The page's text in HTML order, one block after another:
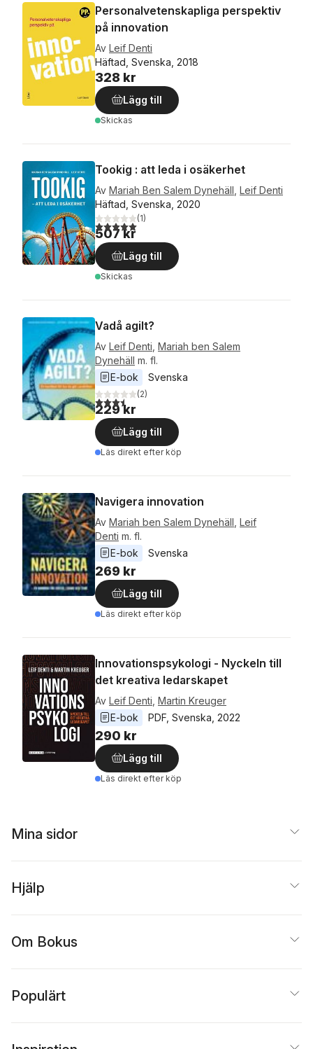
Personalvetenskapliga perspektiv
på innovation
Av Leif Denti
Häftad, Svenska, 2018
328 kr
Lägg till
Skickas
Tookig : att leda i osäkerhet
Av Mariah Ben Salem Dynehäll Leif Denti
Häftad, Svenska, 2020
5,0utav 5 stjärnor. Totalt antal röster:
(1)
507 kr
Lägg till
Skickas
Vadå agilt?
Av Leif Denti Mariah ben Salem
Dynehäll m. fl.
E-bok
Svenska
3,5utav 5 stjärnor. Totalt antal röster:
(2)
229 kr
Lägg till
Läs direkt efter köp
Navigera innovation
Av Mariah ben Salem Dynehäll Leif
Denti m. fl.
E-bok
Svenska
269 kr
Lägg till
Läs direkt efter köp
Innovationspsykologi - Nyckeln till
det kreativa ledarskapet
Av Leif Denti Martin Kreuger
E-bok
PDF Svenska 2022
290 kr
Lägg till
Läs direkt efter köp
Mina sidor
Hjälp
Om Bokus
Populärt